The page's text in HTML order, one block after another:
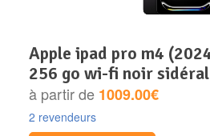
apple ipad pro m4 (2024) 11 pouces
256 go wi-fi noir sidéral
à partir de 1009.00€
2 revendeurs